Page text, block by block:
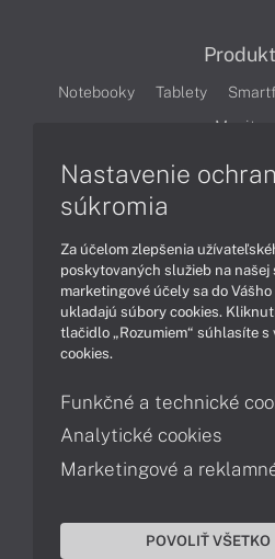
Notebooky Tablety
Monitory
Technológie
Obsah
Podpora a servis
Servisné
043 4224 771
Nastavenie
súkromia
Za účelom zlepšenia
poskytovaných služieb na našej
marketingové účely sa do
ukladajú súbory cookies.
tlačidlo „Rozumiem“ súhlasíte s
cookies.
Funkčné a technické
Analytické cookies
Marketingové a
POVOLIŤ VŠETKO